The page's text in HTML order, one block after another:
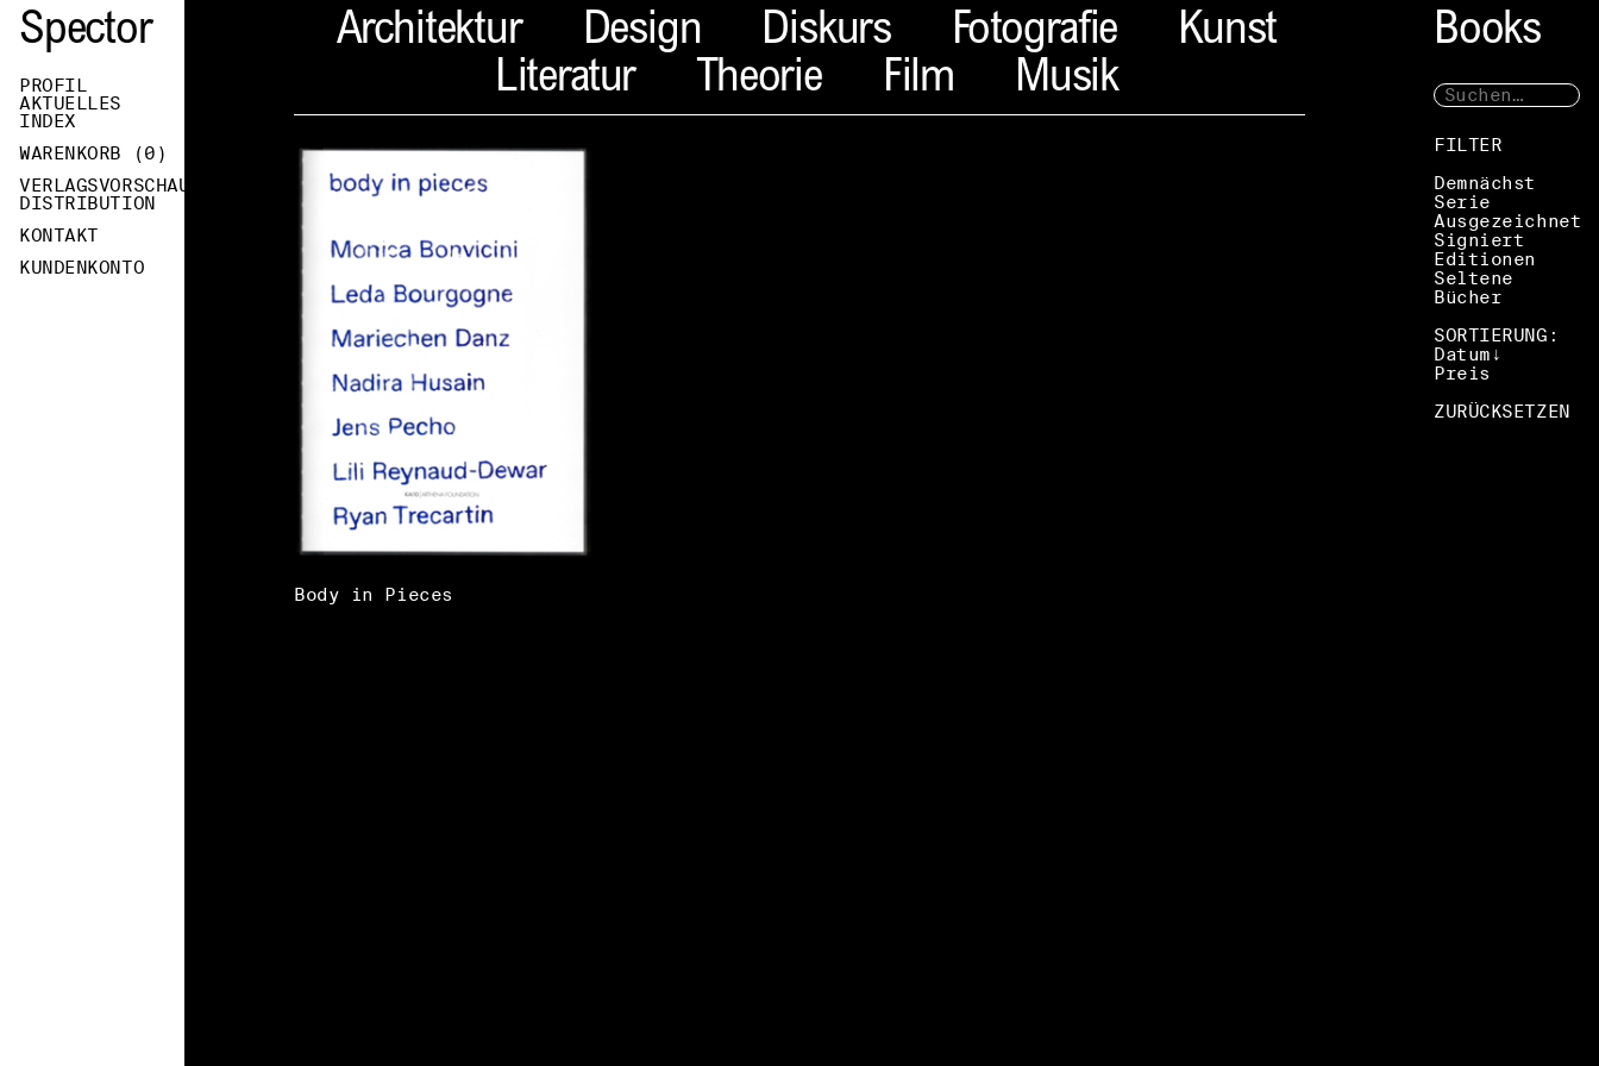
Spector
PROFIL
AKTUELLES
INDEX
WARENKORB (0 )
VERLAGSVORSCHAU
DISTRIBUTION
KONTAKT
KUNDENKONTO
Books
FILTER
Demnächst
Serie
Ausgezeichnet
Signiert
Editionen
Seltene
Bücher
SORTIERUNG:
Datum
Preis
ZURÜCKSETZEN
Architektur Design Diskurs Fotografie
Kunst
Literatur
Theorie Film Musik
Body in Pieces